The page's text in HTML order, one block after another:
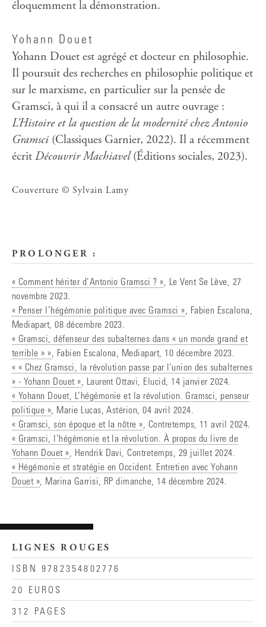
éloquemment la démonstration.
Yohann Douet
Yohann Douet est agrégé et docteur en philosophie.
Il poursuit des recherches en philosophie politique et
sur le marxisme, en particulier sur la pensée de
Gramsci, à qui il a consacré un autre ouvrage :
L’Histoire et la question de la modernité chez Antonio
Gramsci (Classiques Garnier, 2022). Il a récemment
écrit Découvrir Machiavel(Éditions sociales, 2023).
Couverture © Sylvain Lamy
PROLONGER :
« Comment hériter d’Antonio Gramsci ? », Le Vent Se Lève, 27
novembre 2023.
« Penser l’hégémonie politique avec Gramsci », Fabien Escalona,
Mediapart, 08 décembre 2023.
« Gramsci, défenseur des subalternes dans « un monde grand et
terrible » », Fabien Escalona, Mediapart, 10 décembre 2023.
« « Chez Gramsci, la révolution passe par l'union des subalternes
» - Yohann Douet », Laurent Ottavi, Elucid, 14 janvier 2024.
« Yohann Douet, L’hégémonie et la révolution. Gramsci, penseur
politique », Marie Lucas, Astérion, 04 avril 2024.
« Gramsci, son époque et la nôtre », Contretemps, 11 avril 2024.
« Gramsci, l’hégémonie et la révolution. À propos du livre de
Yohann Douet », Hendrik Davi, Contretemps, 29 juillet 2024.
« Hégémonie et stratégie en Occident. Entretien avec Yohann
Douet », Marina Garrisi, RP dimanche, 14 décembre 2024.
LIGNES ROUGES
ISBN 9782354802776
20 EUROS
312 PAGES